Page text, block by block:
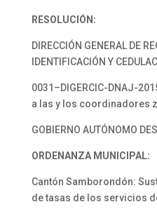
RESOLUCIÓN:
DIRECCIÓN GENERAL DE
IDENTIFICACIÓN Y
0031–DIGERCIC-DNAJ-
a las y los coordinadores
GOBIERNO AUTÓNOMO
ORDENANZA MUNICIPAL:
Cantón Samborondón:
de tasas de los servicios